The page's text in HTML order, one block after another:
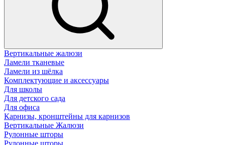
Вертикальные жалюзи
Ламели тканевые
Ламели из шёлка
Комплектующие и аксессуары
Для школы
Для детского сада
Для офиса
Карнизы, кронштейны для карнизов
Вертикальные Жалюзи
Рулонные шторы
Рулонные шторы